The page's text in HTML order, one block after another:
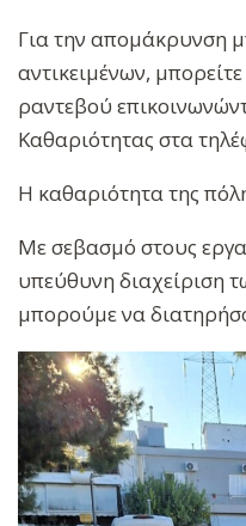
Για την απομάκρυνση
αντικειμένων,
ραντεβού
Καθαριότητας στα
Η καθαριότητα της
Με σεβασμό στους
υπεύθυνη διαχείριση
μπορούμε να